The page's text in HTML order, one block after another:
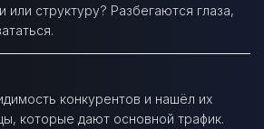
или структуру? Разбегаются глаза,
конкурентов и нашёл их
которые дают основной трафик.